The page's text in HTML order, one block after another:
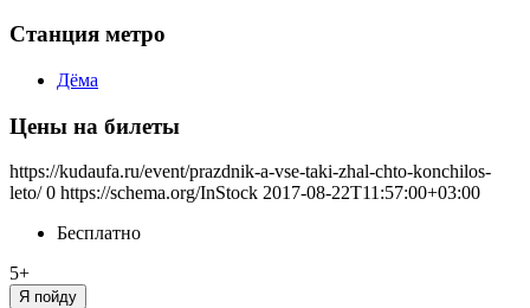
Станция метро
Дёма
Цены на билеты
https://kudaufa.ru/event/prazdnik-a-vse-taki-zhal-chto-konchilos-
leto/ 0 https://schema.org/InStock 2017-08-22T11:57:00+03:00
Бесплатно
5+
Я пойду